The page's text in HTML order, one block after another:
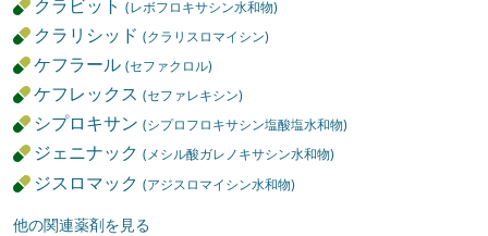
クラビット(レボフロキサシン水和物)
クラリシッド(クラリスロマイシン)
ケフラール(セファクロル)
ケフレックス(セファレキシン)
シプロキサン(シプロフロキサシン塩酸塩水和物)
ジェニナック(メシル酸ガレノキサシン水和物)
ジスロマック(アジスロマイシン水和物)
他の関連薬剤を見る